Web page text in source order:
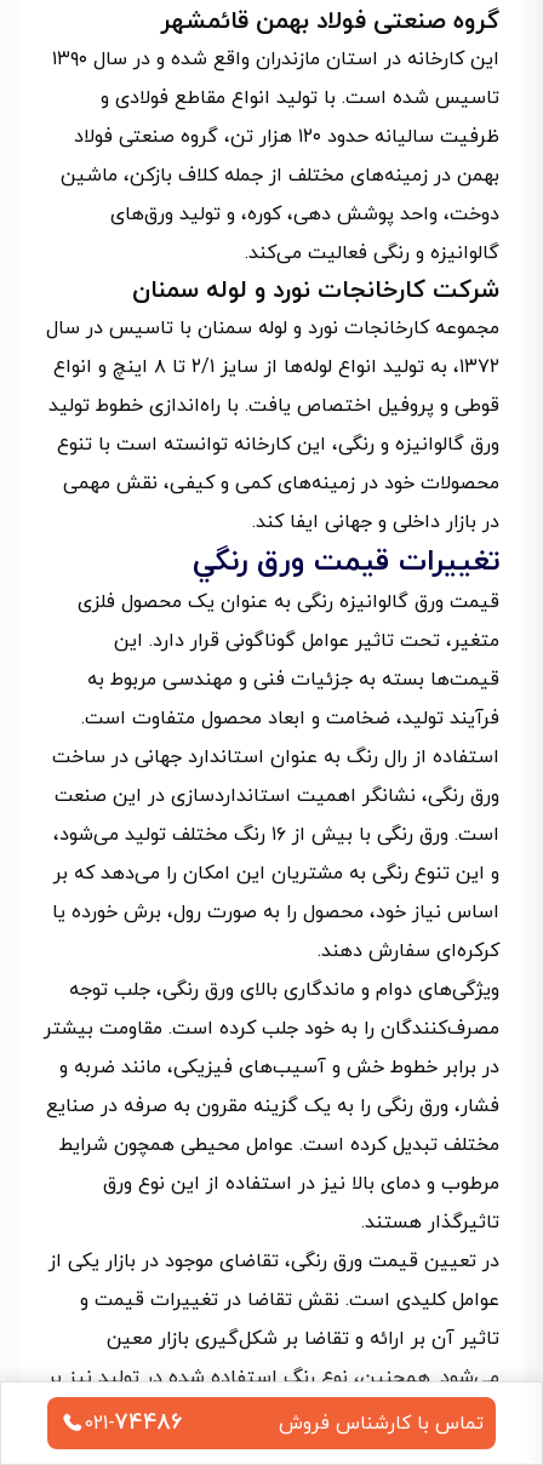
گروه صنعتی فولاد بهمن قائمشهر
این کارخانه در استان مازندران واقع شده و در سال ۱۳۹۰
تاسیس شده است. با تولید انواع مقاطع فولادی و
ظرفیت سالیانه حدود ۱۲۰ هزار تن، گروه صنعتی فولاد
بهمن در زمینه‌های مختلف از جمله کلاف بازکن، ماشین
دوخت، واحد پوشش دهی، کوره، و تولید ورق‌های
گالوانیزه و رنگی فعالیت می‌کند.
شرکت کارخانجات نورد و لوله سمنان
مجموعه کارخانجات نورد و لوله سمنان با تاسیس در سال
۱۳۷۲، به تولید انواع لوله‌ها از سایز ۲/۱ تا ۸ اینچ و انواع
قوطی و پروفیل اختصاص یافت. با راه‌اندازی خطوط تولید
ورق گالوانیزه و رنگی، این کارخانه توانسته است با تنوع
محصولات خود در زمینه‌های کمی و کیفی، نقش مهمی
در بازار داخلی و جهانی ایفا کند.
تغییرات قیمت ورق رنگي
قیمت ورق گالوانیزه رنگی به عنوان یک محصول فلزی
متغیر، تحت تاثیر عوامل گوناگونی قرار دارد. این
قیمت‌ها بسته به جزئیات فنی و مهندسی مربوط به
فرآیند تولید، ضخامت و ابعاد محصول متفاوت است.
استفاده از رال رنگ به عنوان استاندارد جهانی در ساخت
ورق رنگی، نشانگر اهمیت استانداردسازی در این صنعت
است. ورق رنگی با بیش از ۱۶ رنگ مختلف تولید می‌شود،
و این تنوع رنگی به مشتریان این امکان را می‌دهد که بر
اساس نیاز خود، محصول را به صورت رول، برش خورده یا
کرکره‌ای سفارش دهند.
ویژگی‌های دوام و ماندگاری بالای ورق رنگی، جلب توجه
مصرف‌کنندگان را به خود جلب کرده است. مقاومت بیشتر
در برابر خطوط خش و آسیب‌های فیزیکی، مانند ضربه و
فشار، ورق رنگی را به یک گزینه مقرون به صرفه در صنایع
مختلف تبدیل کرده است. عوامل محیطی همچون شرایط
مرطوب و دمای بالا نیز در استفاده از این نوع ورق
تاثیرگذار هستند.
در تعیین قیمت ورق رنگی، تقاضای موجود در بازار یکی از
عوامل کلیدی است. نقش تقاضا در تغییرات قیمت و
تاثیر آن بر ارائه و تقاضا بر شکل‌گیری بازار معین
می‌شود. همچنین، نوع رنگ استفاده شده در تولید نیز بر
اساس ترکیبات مواد مختلف و فرآیندهای تولید،
تاثیرگذار است. کارخانه‌های تولید کننده مانند فولاد
تماس با کارشناس فروش 021-74486